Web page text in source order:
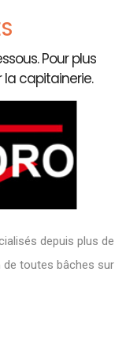
Pour plus
la capitainerie.
depuis plus de
toutes bâches sur